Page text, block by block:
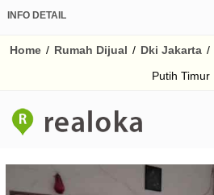
INFO DETAIL
Home / Rumah Dijual / Dki Jakarta /
Putih Timur